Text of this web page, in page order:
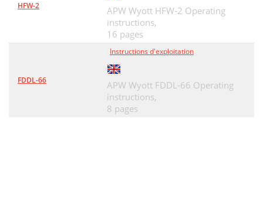
HFW-2
APW Wyott HFW-2 Operating
instructions,
16 pages
FDDL-66
Instructions d'exploitation
APW Wyott FDDL-66 Operating
instructions,
8 pages